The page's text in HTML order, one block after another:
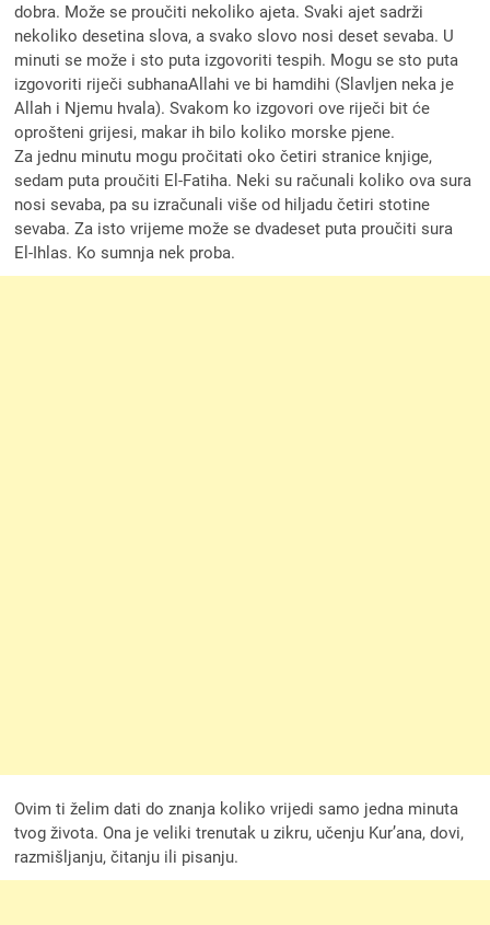
dobra. Može se proučiti nekoliko ajeta. Svaki ajet sadrži
nekoliko desetina slova, a svako slovo nosi deset sevaba. U
minuti se može i sto puta izgovoriti tespih. Mogu se sto puta
izgovoriti riječi subhanaAllahi ve bi hamdihi (Slavljen neka je
Allah i Njemu hvala). Svakom ko izgovori ove riječi bit će
oprošteni grijesi, makar ih bilo koliko morske pjene.
Za jednu minutu mogu pročitati oko četiri stranice knjige,
sedam puta proučiti El-Fatiha. Neki su računali koliko ova sura
nosi sevaba, pa su izračunali više od hiljadu četiri stotine
sevaba. Za isto vrijeme može se dvadeset puta proučiti sura
El-Ihlas. Ko sumnja nek proba.
Ovim ti želim dati do znanja koliko vrijedi samo jedna minuta
tvog života. Ona je veliki trenutak u zikru, učenju Kur’ana, dovi,
razmišljanju, čitanju ili pisanju.